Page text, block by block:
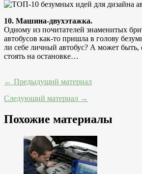
10. Машина-двухэтажка.
Одному из почитателей знаменитых
автобусов как-то пришла в голову
ли себе личный автобус? А может быть,
стоять на остановке…
← Предыдущий материал
Следующий материал →
Похожие материалы